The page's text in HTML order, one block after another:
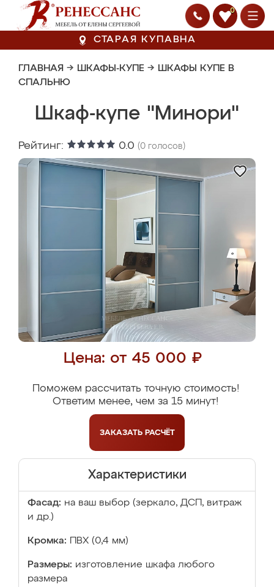
0
СТАРАЯ КУПАВНА
ГЛАВНАЯ → ШКАФЫ-КУПЕ → ШКАФЫ КУПЕ В
СПАЛЬНЮ
Шкаф-купе "Минори"
Рейтинг: 0.0 (0 голосов)
Цена: от 45 000 ₽
Поможем рассчитать точную стоимость!
Ответим менее, чем за 15 минут!
ЗАКАЗАТЬ РАСЧЁТ
Характеристики
Фасад: на ваш выбор (зеркало, ДСП, витраж
и др.)
Кромка: ПВХ (0,4 мм)
Размеры: изготовление шкафа любого
размера